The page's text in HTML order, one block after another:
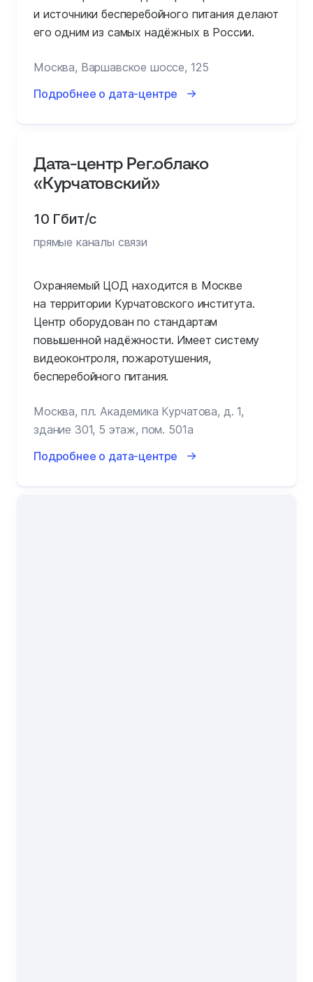
и источники бесперебойного питания делают
его одним из самых надёжных в России.
Москва, Варшавское шоссе, 125
Подробнее о дата-центре
Дата-центр Рег.облако
«Курчатовский»
10 Гбит/с
прямые каналы связи
Охраняемый ЦОД находится в Москве
на территории Курчатовского института.
Центр оборудован по стандартам
повышенной надёжности. Имеет систему
видеоконтроля, пожаротушения,
бесперебойного питания.
Москва, пл. Академика Курчатова, д. 1,
здание 301, 5 этаж, пом. 501а
Подробнее о дата-центре